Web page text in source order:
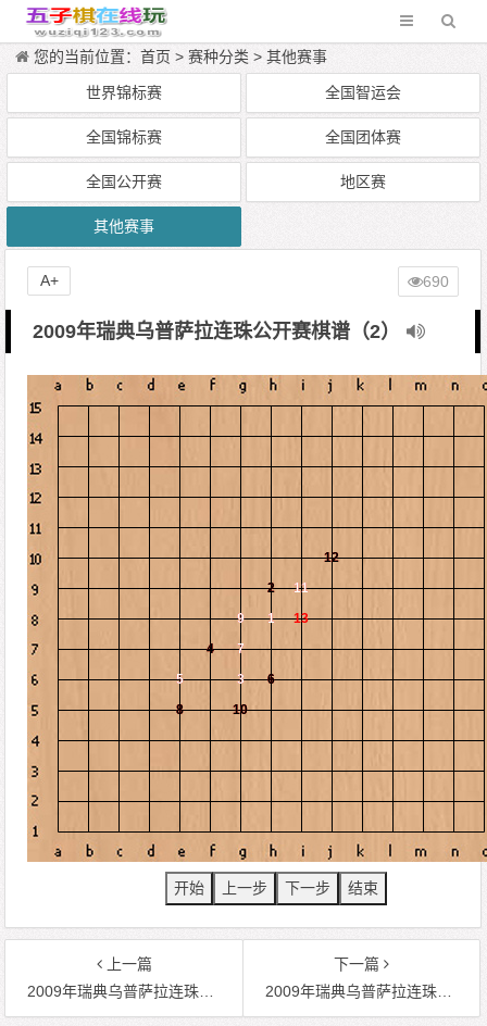
您的当前位置：首页 >赛种分类 >其他赛事
世界锦标赛 全国智运会
全国锦标赛 全国团体赛
全国公开赛 地区赛
其他赛事
2009年瑞典乌普萨拉连珠公开赛棋谱（2）
开始 上一步 下一步 结束
690
A+
上一篇
2009年瑞典乌普萨拉连珠公开赛棋谱（1）
下一篇
2009年瑞典乌普萨拉连珠公开赛棋谱（3）